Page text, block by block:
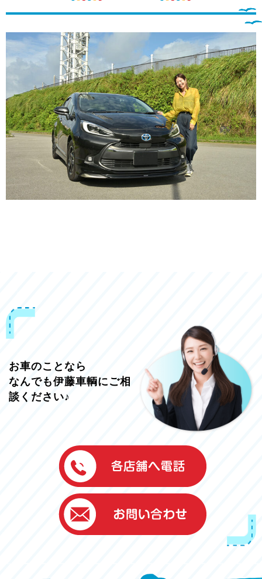
お車のことなら
なんでも伊藤車輌にご相
談ください♪
伊藤車輌（本社）
050-5851-0337
グッドワン浜松
050-5851-0338
浜北店
050-5851-0339